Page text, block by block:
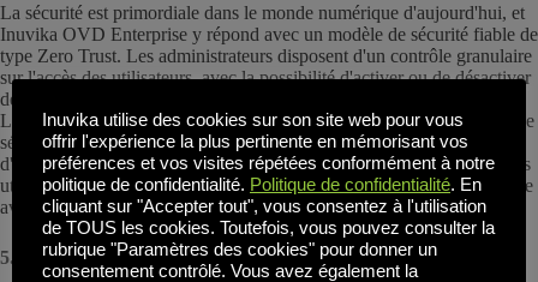
La sécurité est primordiale dans le monde numérique d'aujourd'hui, et
Inuvika OVD Enterprise y répond avec un modèle de sécurité fiable de
type Zero Trust. Les administrateurs disposent d'un contrôle granulaire
sur l'accès des utilisateurs, avec la possibilité d'activer ou de désactiver
des fonctionnalités par utilisateur, par groupe ou au niveau mondial.
L'authentification multifactorielle (2FA) intégrée fournit une couche de
sécurité supplémentaire, éliminant le besoin de services
d'authentification additionnels. Toutes les données transférées entre les
utilisateurs et leurs applications sont cryptées à l'aide d'une technologie
avancée, ce qui garantit la protection des informations sensibles.
5. Console de gestion simplifiée
Inuvika utilise des cookies sur son site web pour vous
offrir l'expérience la plus pertinente en mémorisant vos
préférences et vos visites répétées conformément à notre
politique de confidentialité. Politique de confidentialité. En
cliquant sur "Accepter tout", vous consentez à l'utilisation
de TOUS les cookies. Toutefois, vous pouvez consulter la
rubrique "Paramètres des cookies" pour donner un
consentement contrôlé. Vous avez également la